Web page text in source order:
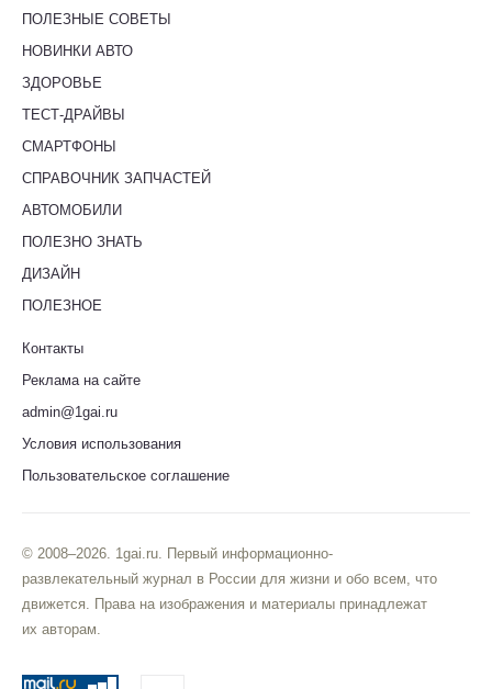
ПОЛЕЗНЫЕ СОВЕТЫ
НОВИНКИ АВТО
ЗДОРОВЬЕ
ТЕСТ-ДРАЙВЫ
СМАРТФОНЫ
СПРАВОЧНИК ЗАПЧАСТЕЙ
АВТОМОБИЛИ
ПОЛЕЗНО ЗНАТЬ
ДИЗАЙН
ПОЛЕЗНОЕ
Контакты
Реклама на сайте
admin@1gai.ru
Условия использования
Пользовательское соглашение
© 2008–2026. 1gai.ru. Первый информационно-
развлекательный журнал в России для жизни и обо всем, что
движется. Права на изображения и материалы принадлежат
их авторам.